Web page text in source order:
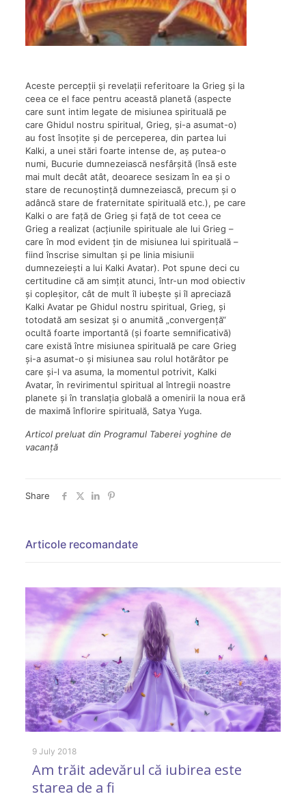
Aceste percepții și revelații referitoare la Grieg și la
ceea ce el face pentru această planetă (aspecte
care sunt intim legate de misiunea spirituală pe
care Ghidul nostru spiritual, Grieg, și-a asumat-o)
au fost însoțite și de perceperea, din partea lui
Kalki, a unei stări foarte intense de, aș putea-o
numi, Bucurie dumnezeiască nesfârșită (însă este
mai mult decât atât, deoarece sesizam în ea și o
stare de recunoștință dumnezeiască, precum și o
adâncă stare de fraternitate spirituală etc.), pe care
Kalki o are față de Grieg și față de tot ceea ce
Grieg a realizat (acțiunile spirituale ale lui Grieg –
care în mod evident țin de misiunea lui spirituală –
fiind înscrise simultan și pe linia misiunii
dumnezeiești a lui Kalki Avatar). Pot spune deci cu
certitudine că am simțit atunci, într-un mod obiectiv
și copleșitor, cât de mult îl iubește și îl apreciază
Kalki Avatar pe Ghidul nostru spiritual, Grieg, și
totodată am sesizat și o anumită „convergență“
ocultă foarte importantă (și foarte semnificativă)
care există între misiunea spirituală pe care Grieg
și-a asumat-o și misiunea sau rolul hotărâtor pe
care și-l va asuma, la momentul potrivit, Kalki
Avatar, în revirimentul spiritual al întregii noastre
planete și în translația globală a omenirii la noua eră
de maximă înflorire spirituală, Satya Yuga.
Articol preluat din Programul Taberei yoghine de
vacanță
Share
Articole recomandate
9 July 2018
Am trăit adevărul că iubirea este
starea de a fi